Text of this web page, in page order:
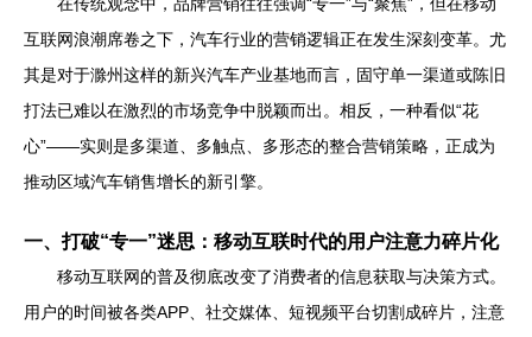
在传统观念中，品牌营销往往强调“专一”与“聚焦”，但在移动
互联网浪潮席卷之下，汽车行业的营销逻辑正在发生深刻变革。尤
其是对于滁州这样的新兴汽车产业基地而言，固守单一渠道或陈旧
打法已难以在激烈的市场竞争中脱颖而出。相反，一种看似“花
心”——实则是多渠道、多触点、多形态的整合营销策略，正成为
推动区域汽车销售增长的新引擎。
一、打破“专一”迷思：移动互联时代的用户注意力碎片化
移动互联网的普及彻底改变了消费者的信息获取与决策方式。
用户的时间被各类APP、社交媒体、短视频平台切割成碎片，注意